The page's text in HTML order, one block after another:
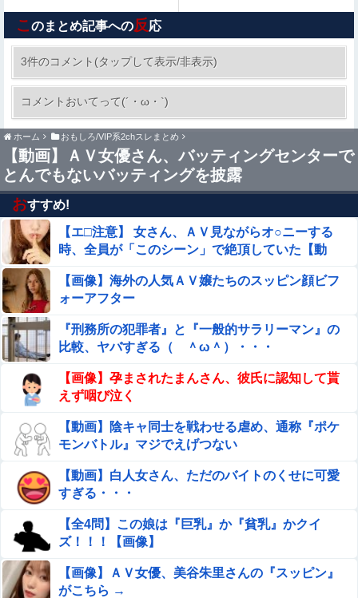
オコエ瑠偉、メキシコに渡って2球団を即クビ→SNS更新
が3ヶ月間止まって消息不明に
結婚相談所職員さん、子なし女にド正論を述べて
しまう…
【悲報】ワイのせいで会社を辞めた新人が「3人」もいた
ことが発覚ｗｗｗｗｗ
暴力行為法違反の疑いで、毎日新聞記者を逮捕
【画像】「マスク美人さん、また我々を欺く」←←←←海
外でも流行りだすｗｗｗｗｗ
【日向坂46】話題のグッズ、案の定売り切れ…
【コンゴ】 エボラ出血熱、感染3600人…過去最大の流
行に
嫁の銀行口座が突如凍結されて三菱UFJ銀行に問い合わ
せ、「説明できない」と言われて警察に相談しにいく
と……
高市首相「日銀は国債を買い入れろ」←また円安が進行す
るやん
【個人撮影】 初めて本物のチ●ポを見たボーイッシュ女子
さん、興味が止まらないｗｗ
開脚させられマ○コ丸出し状態で、ク○ニされてる美女たち
【画像】エチビデ女優さん、番組の企画でハッスルしすぎ
てしまうｗｗｗｗｗｗ他
こ のまとめ記事への反応
3件のコメント(タップして表示/非表示)
コメントおいてって(´・ω・`)
ホーム おもしろ/VIP系2chスレまとめ
【動画】ＡＶ女優さん、バッティングセンターで
とんでもないバッティングを披露
おすすめ!
【エ□注意】 女さん、ＡＶ見ながらオ○ニーする
時、全員が「このシーン」で絶頂していた【動
【画像】海外の人気ＡＶ嬢たちのスッピン顔ビフ
ォーアフター
『刑務所の犯罪者』と『一般的サラリーマン』の
比較、ヤバすぎる（ ＾ω＾）・・・
【画像】孕まされたまんさん、彼氏に認知して貰
えず咽び泣く
【動画】陰キャ同士を戦わせる虐め、通称『ポケ
モンバトル』マジでえげつない
【動画】白人女さん、ただのバイトのくせに可愛
すぎる・・・
【全4問】この娘は『巨乳』か『貧乳』かクイ
ズ！！！【画像】
【画像】ＡＶ女優、美谷朱里さんの『スッピン』
がこちら →